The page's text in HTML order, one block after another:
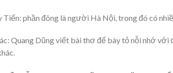
Tiến: phần đông là người Hà Nội, trong đó có
Quang Dũng viết bài thơ để bày tỏ nỗi nhớ với